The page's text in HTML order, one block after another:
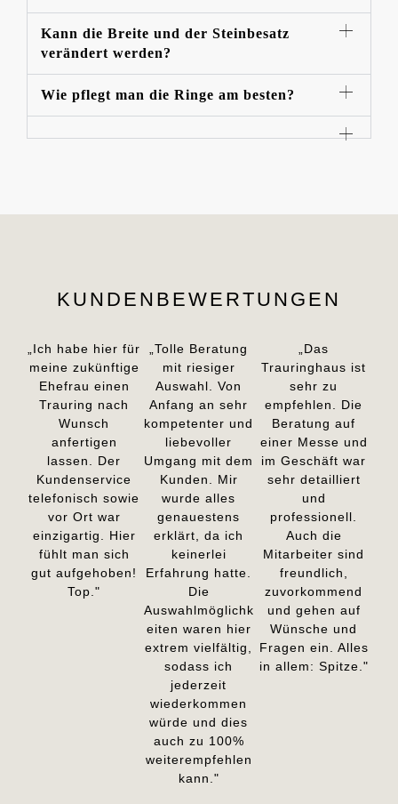
Kann die Breite und der Steinbesatz
verändert werden?
Wie pflegt man die Ringe am besten?
KUNDENBEWERTUNGEN
„Ich habe hier für
meine zukünftige
Ehefrau einen
Trauring nach
Wunsch
anfertigen
lassen. Der
Kundenservice
telefonisch sowie
vor Ort war
einzigartig. Hier
fühlt man sich
gut aufgehoben!
Top."
„Tolle Beratung
mit riesiger
Auswahl. Von
Anfang an sehr
kompetenter und
liebevoller
Umgang mit dem
Kunden. Mir
wurde alles
genauestens
erklärt, da ich
keinerlei
Erfahrung hatte.
Die
Auswahlmöglichk
eiten waren hier
extrem vielfältig,
sodass ich
jederzeit
wiederkommen
würde und dies
auch zu 100%
weiterempfehlen
kann."
„Das
Trauringhaus ist
sehr zu
empfehlen. Die
Beratung auf
einer Messe und
im Geschäft war
sehr detailliert
und
professionell.
Auch die
Mitarbeiter sind
freundlich,
zuvorkommend
und gehen auf
Wünsche und
Fragen ein. Alles
in allem: Spitze."